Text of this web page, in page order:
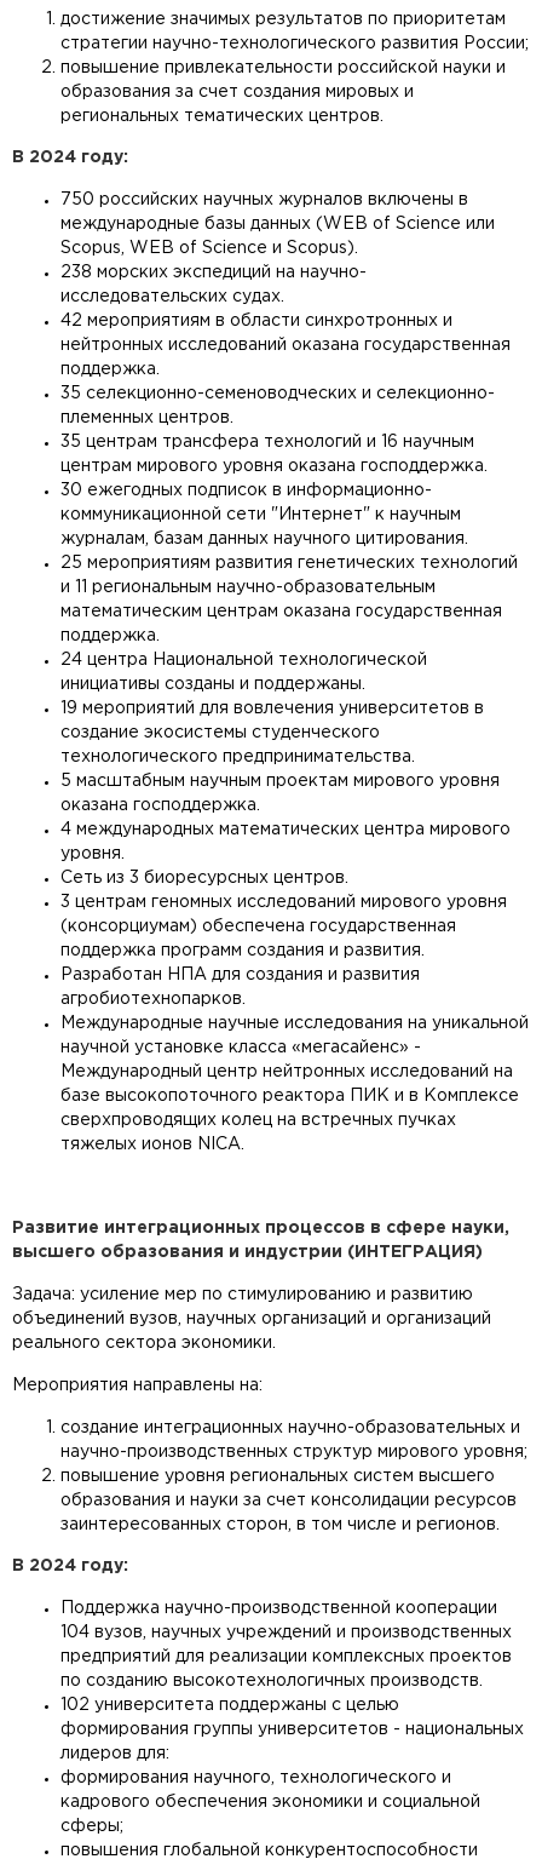
достижение значимых результатов по приоритетам
стратегии научно-технологического развития России;
повышение привлекательности российской науки и
образования за счет создания мировых и
региональных тематических центров.
В 2024 году:
750 российских научных журналов включены в
международные базы данных (WEB of Science или
Scopus, WEB of Science и Scopus).
238 морских экспедиций на научно-
исследовательских судах.
42 мероприятиям в области синхротронных и
нейтронных исследований оказана государственная
поддержка.
35 селекционно-семеноводческих и селекционно-
племенных центров.
35 центрам трансфера технологий и 16 научным
центрам мирового уровня оказана господдержка.
30 ежегодных подписок в информационно-
коммуникационной сети "Интернет" к научным
журналам, базам данных научного цитирования.
25 мероприятиям развития генетических технологий
и 11 региональным научно-образовательным
математическим центрам оказана государственная
поддержка.
24 центра Национальной технологической
инициативы созданы и поддержаны.
19 мероприятий для вовлечения университетов в
создание экосистемы студенческого
технологического предпринимательства.
5 масштабным научным проектам мирового уровня
оказана господдержка.
4 международных математических центра мирового
уровня.
Сеть из 3 биоресурсных центров.
3 центрам геномных исследований мирового уровня
(консорциумам) обеспечена государственная
поддержка программ создания и развития.
Разработан НПА для создания и развития
агробиотехнопарков.
Международные научные исследования на уникальной
научной установке класса «мегасайенс» -
Международный центр нейтронных исследований на
базе высокопоточного реактора ПИК и в Комплексе
сверхпроводящих колец на встречных пучках
тяжелых ионов NICA.
Развитие интеграционных процессов в сфере науки,
высшего образования и индустрии (ИНТЕГРАЦИЯ)
Задача: усиление мер по стимулированию и развитию
объединений вузов, научных организаций и организаций
реального сектора экономики.
Мероприятия направлены на:
создание интеграционных научно-образовательных и
научно-производственных структур мирового уровня;
повышение уровня региональных систем высшего
образования и науки за счет консолидации ресурсов
заинтересованных сторон, в том числе и регионов.
В 2024 году:
Поддержка научно-производственной кооперации
104 вузов, научных учреждений и производственных
предприятий для реализации комплексных проектов
по созданию высокотехнологичных производств.
102 университета поддержаны с целью
формирования группы университетов - национальных
лидеров для:
формирования научного, технологического и
кадрового обеспечения экономики и социальной
сферы;
повышения глобальной конкурентоспособности